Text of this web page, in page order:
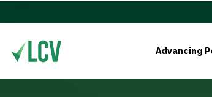
Advancing